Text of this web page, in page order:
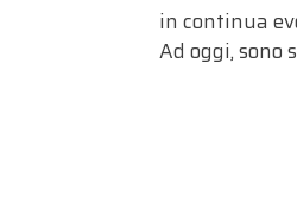
in continua
Ad oggi, sono